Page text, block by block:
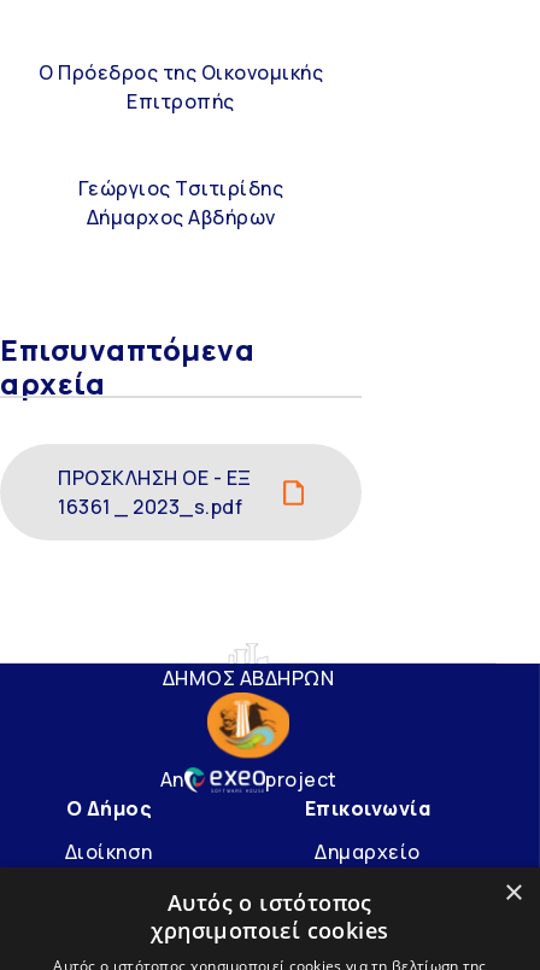
Ο Πρόεδρος της Οικονομικής
Επιτροπής
Γεώργιος Τσιτιρίδης
Δήμαρχος Αβδήρων
Επισυναπτόμενα
αρχεία
ΠΡΟΣΚΛΗΣΗ ΟΕ - ΕΞ
16361 _ 2023_s.pdf
ΔΗΜΟΣ ΑΒΔΗΡΩΝ
An
project
Επικοινωνία
Δημαρχείο
info@avdera.gr
2541352550
Ο Δήμος
Διοίκηση
×
Αυτός ο ιστότοπος
χρησιμοποιεί cookies
Αυτός ο ιστότοπος χρησιμοποιεί cookies για τη βελτίωση της